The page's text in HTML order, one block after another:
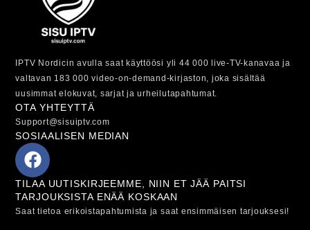
IPTV Nordicin avulla saat käyttöösi yli 44 000 live-TV-kanavaa ja
valtavan 183 000 video-on-demand-kirjaston, joka sisältää
uusimmat elokuvat, sarjat ja urheilutapahtumat.
OTA YHTEYTTÄ
Support@sisuiptv.com
SOSIAALISEN MEDIAN
TILAA UUTISKIRJEEMME, NIIN ET JÄÄ PAITSI
TARJOUKSISTA ENÄÄ KOSKAAN
Saat tietoa erikoistapahtumista ja saat ensimmäisen tarjouksesi!